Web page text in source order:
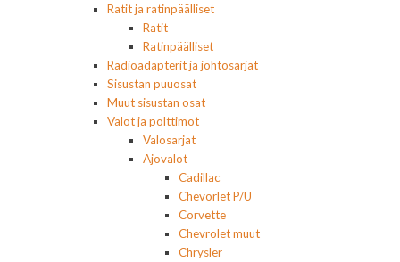
Ratit ja ratinpäälliset
Ratit
Ratinpäälliset
Radioadapterit ja johtosarjat
Sisustan puuosat
Muut sisustan osat
Valot ja polttimot
Valosarjat
Ajovalot
Cadillac
Chevorlet P/U
Corvette
Chevrolet muut
Chrysler